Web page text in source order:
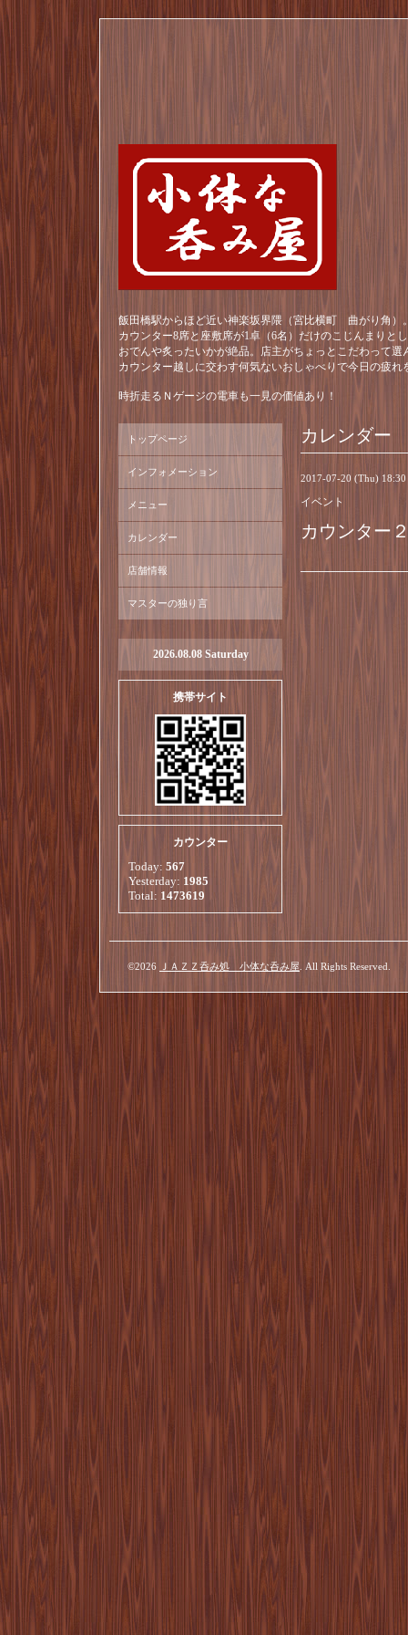
飯田橋駅からほど近い神楽坂界隈（宮比横町 曲がり角）
カウンター8席と座敷席が1卓（6名）だけのこじんまりと
おでんや炙ったいかが絶品。店主がちょっとこだわって
カウンター越しに交わす何気ないおしゃべりで今日の疲れ
時折走るＮゲージの電車も一見の価値あり！
カレンダー
2017-07-20 (Thu) 18:30
イベント
カウンター
トップページ
インフォメーション
メニュー
カレンダー
店舗情報
マスターの独り言
2026.08.08 Saturday
携帯サイト
カウンター
Today: 567
Yesterday: 1985
Total: 1473619
©2026 ＪＡＺＺ呑み処 小体な呑み屋 . All Rights Reserved.